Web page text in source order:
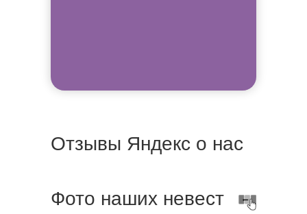
Отзывы Яндекс о нас
Фото наших невест